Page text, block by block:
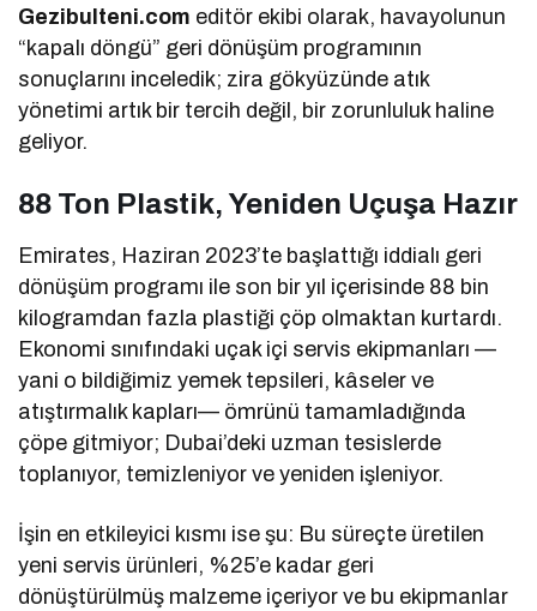
Gezibulteni.com editör ekibi olarak, havayolunun
“kapalı döngü” geri dönüşüm programının
sonuçlarını inceledik; zira gökyüzünde atık
yönetimi artık bir tercih değil, bir zorunluluk haline
geliyor.
88 Ton Plastik, Yeniden Uçuşa Hazır
Emirates, Haziran 2023’te başlattığı iddialı geri
dönüşüm programı ile son bir yıl içerisinde 88 bin
kilogramdan fazla plastiği çöp olmaktan kurtardı.
Ekonomi sınıfındaki uçak içi servis ekipmanları —
yani o bildiğimiz yemek tepsileri, kâseler ve
atıştırmalık kapları— ömrünü tamamladığında
çöpe gitmiyor; Dubai’deki uzman tesislerde
toplanıyor, temizleniyor ve yeniden işleniyor.
İşin en etkileyici kısmı ise şu: Bu süreçte üretilen
yeni servis ürünleri, %25’e kadar geri
dönüştürülmüş malzeme içeriyor ve bu ekipmanlar